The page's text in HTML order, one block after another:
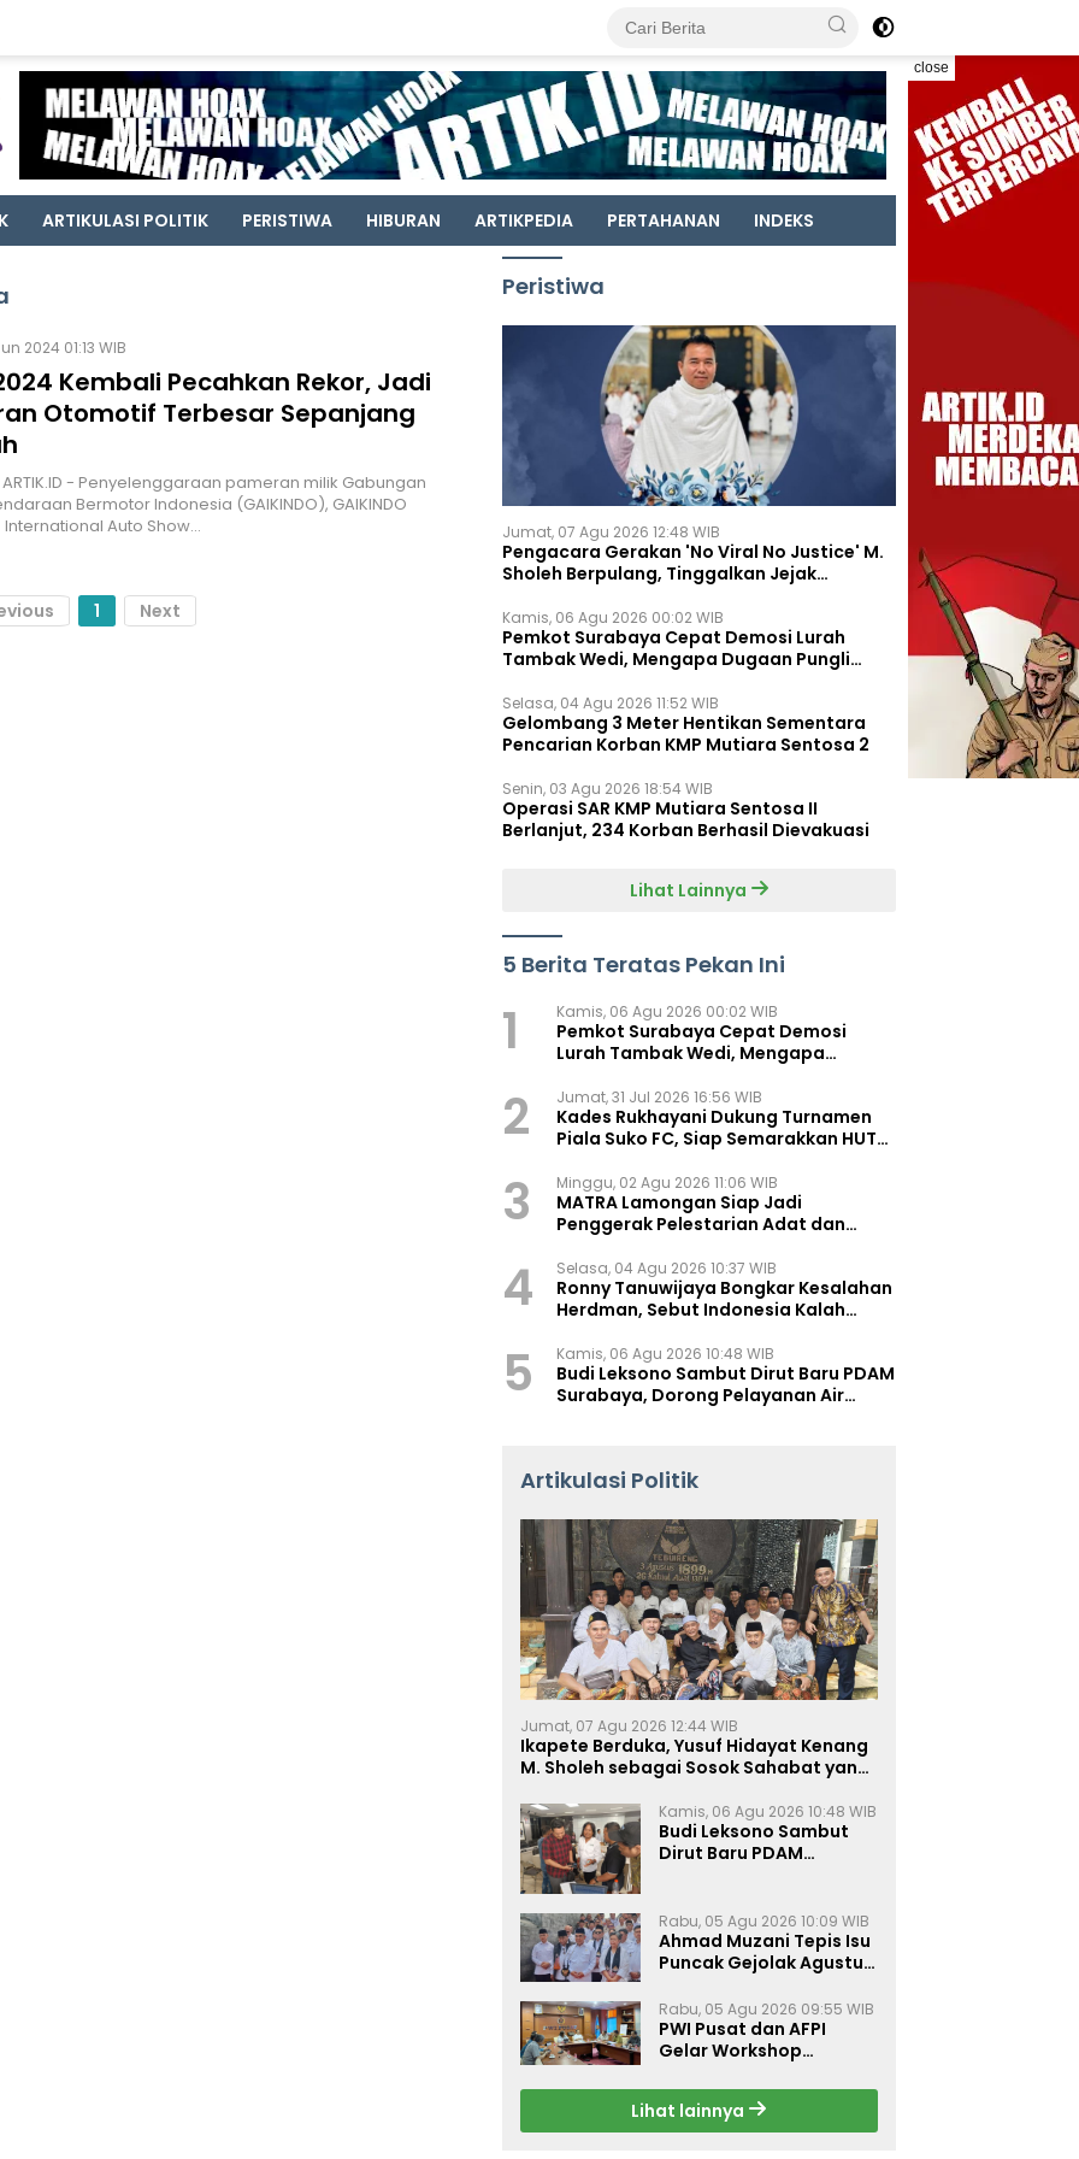
close
ARTIKULASI POLITIK PERISTIWA HIBURAN ARTIKPEDIA PERTAHANAN INDEKS
2024 01:13 WIB
Kembali Pecahkan Rekor, Jadi
Otomotif Terbesar Sepanjang
ARTIK.ID - Penyelenggaraan pameran milik Gabungan
Bermotor Indonesia (GAIKINDO), GAIKINDO
Auto Show…
1 Next
Peristiwa
Jumat, 07 Agu 2026 12:48 WIB
Pengacara Gerakan 'No Viral No Justice' M.
Sholeh Berpulang, Tinggalkan Jejak
Kamis, 06 Agu 2026 00:02 WIB
Pemkot Surabaya Cepat Demosi Lurah
Tambak Wedi, Mengapa Dugaan Pungli
Selasa, 04 Agu 2026 11:52 WIB
Gelombang 3 Meter Hentikan Sementara
Pencarian Korban KMP Mutiara Sentosa 2
Senin, 03 Agu 2026 18:54 WIB
Operasi SAR KMP Mutiara Sentosa II
Berlanjut, 234 Korban Berhasil Dievakuasi
Lihat Lainnya
5 Berita Teratas Pekan Ini
1 Kamis, 06 Agu 2026 00:02 WIB
Pemkot Surabaya Cepat Demosi
Lurah Tambak Wedi, Mengapa
2 Jumat, 31 Jul 2026 16:56 WIB
Kades Rukhayani Dukung Turnamen
Piala Suko FC, Siap Semarakkan HUT
3 Minggu, 02 Agu 2026 11:06 WIB
MATRA Lamongan Siap Jadi
Penggerak Pelestarian Adat dan
4 Selasa, 04 Agu 2026 10:37 WIB
Ronny Tanuwijaya Bongkar Kesalahan
Herdman, Sebut Indonesia Kalah
5 Kamis, 06 Agu 2026 10:48 WIB
Budi Leksono Sambut Dirut Baru PDAM
Surabaya, Dorong Pelayanan Air
Artikulasi Politik
Jumat, 07 Agu 2026 12:44 WIB
Ikapete Berduka, Yusuf Hidayat Kenang
M. Sholeh sebagai Sosok Sahabat yang
Kamis, 06 Agu 2026 10:48 WIB
Budi Leksono Sambut
Dirut Baru PDAM
Makin Prima
Rabu, 05 Agu 2026 10:09 WIB
Ahmad Muzani Tepis Isu
Puncak Gejolak Agustus
Perkuat Persatuan
Rabu, 05 Agu 2026 09:55 WIB
PWI Pusat dan AFPI
Gelar Workshop
Inklusi Keuangan, dan
Perlindungan Publik
Lihat lainnya